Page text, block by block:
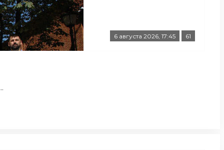
6 августа 2026, 17:45 61